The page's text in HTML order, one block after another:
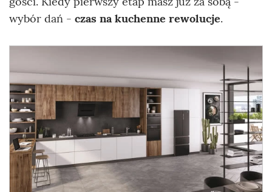
wybór dań - czas na kuchenne rewolucje.